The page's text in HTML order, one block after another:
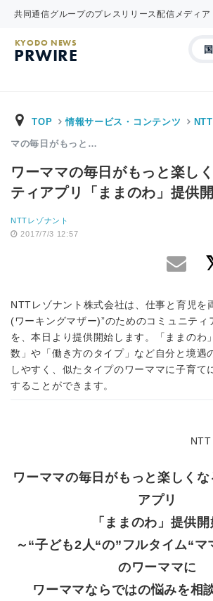
共同通信グループのプレスリリース配信メディア
KYODO NEWS
PRWIRE
TOP 情報サービス・コンテンツ
マの毎日がもっと…
ワーママの毎日がもっと楽し
ティアプリ「ままのわ」提供
NTTレゾナント
2017/7/3 12:57
NTTレゾナント株式会社は、仕事と育児を
(ワーキングマザー)”のためのコミュニティ
を、本日より提供開始します。「ままのわ
数」や「働き方のタイプ」など自分と境遇
しやすく、似たタイプのワーママに子育て
することができます。
ワーママの毎日がもっと楽しく
アプリ
「ままのわ」提供
～“子ども2人“の”フルタイム“マ
のワーママに
ワーママならではの悩みを相